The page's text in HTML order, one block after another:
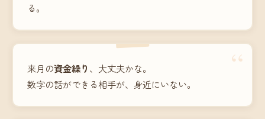
る。
“
来月の資金繰り 、大丈夫かな。
数字の話ができる相手が、身近にいない。